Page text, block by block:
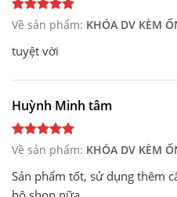
Về sản phẩm: KHÓA DV KÈM
tuyệt vời
Huỳnh Minh tâm
Về sản phẩm: KHÓA DV KÈM
Sản phẩm tốt, sử dụng thêm